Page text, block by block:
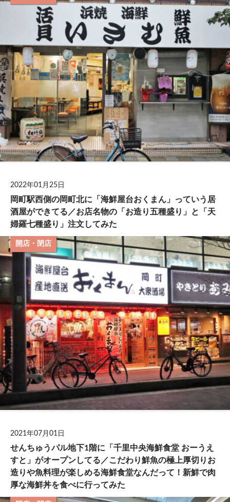
2022年01月25日
岡町駅西側の岡町北に「海鮮屋台おくまん」っていう居
酒屋ができてる／お店名物の「お造り五種盛り」と「天
婦羅七種盛り」注文してみた
開店・閉店
2021年07月01日
せんちゅうパル地下1階に「千里中央海鮮食堂 おーうえ
すと」がオープンしてる／こだわり鮮魚の極上厚切りお
造りや魚料理が楽しめる海鮮食堂なんだって！新鮮で肉
厚な海鮮丼を食べに行ってみた